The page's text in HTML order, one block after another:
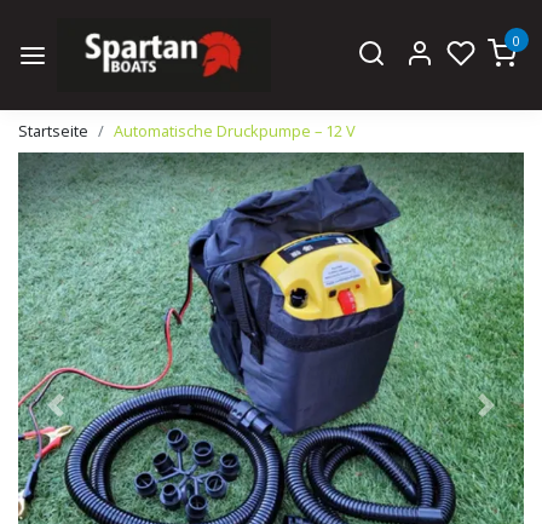
0
Startseite Automatische Druckpumpe – 12 V
Zurück Weiter